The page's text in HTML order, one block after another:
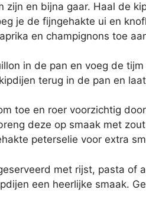
zijn en bijna gaar. Haal de
je de fijngehakte ui en
en champignons toe
in de pan en voeg de
terug in de pan en
toe en roer voorzichtig
deze op smaak met
peterselie voor extra
met rijst, pasta of
een heerlijke smaak.